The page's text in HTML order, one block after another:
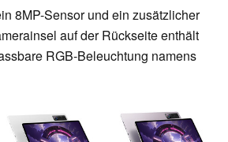
8MP-Sensor und ein zusätzlicher
auf der Rückseite enthält
RGB-Beleuchtung namens